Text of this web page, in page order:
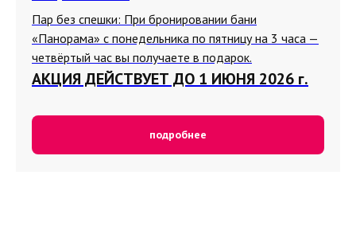
Пар без спешки: При бронировании бани
«Панорама» с понедельника по пятницу на 3 часа —
четвёртый час вы получаете в подарок.
АКЦИЯ ДЕЙСТВУЕТ ДО 1 ИЮНЯ 2026 г.
подробнее